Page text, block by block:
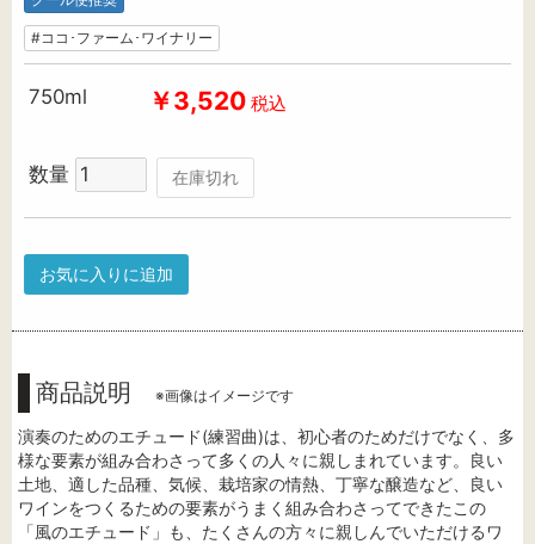
#ココ･ファーム･ワイナリー
750ml ￥3,520 税込
数量 在庫切れ
お気に入りに追加
商品説明 ※画像はイメージです
演奏のためのエチュード(練習曲)は、初心者のためだけでなく、多
様な要素が組み合わさって多くの人々に親しまれています。良い
土地、適した品種、気候、栽培家の情熱、丁寧な醸造など、良い
ワインをつくるための要素がうまく組み合わさってできたこの
「風のエチュード」も、たくさんの方々に親しんでいただけるワ